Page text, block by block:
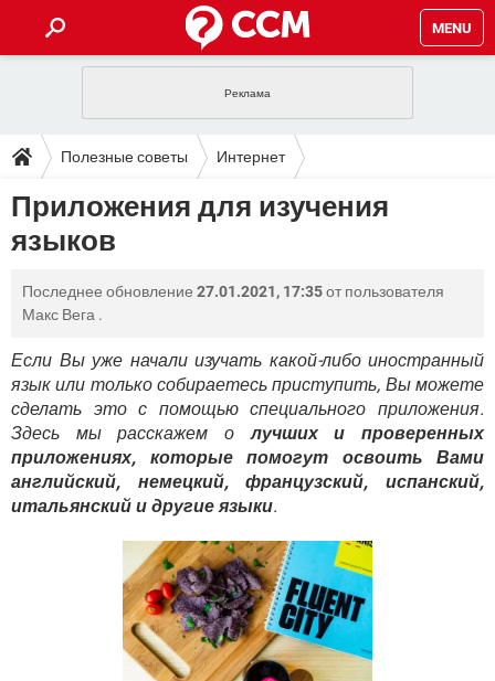
MENU
INSTAGRAM FACEBOOK
ИГРЫ WINDOWS 10
ВКОНТАКТЕ
ПОЛЕЗНЫЕ СОВЕТЫ
TIKTOK TELEGRAM
WHATSAPP INSTAGRAM
WINDOWS 10 ВКОНТАКТЕ
YANDEX
ЗАГРУЗКИ
TIKTOK
FACEBOOK
WINDOWS 10 ВКОНТАКТЕ
ВИДЕО GOOGLE
YANDEX
ФОРУМ
TIKTOK TELEGRAM
FACEBOOK ИГРЫ
WINDOWS 10 ВКОНТАКТЕ
GOOGLE
YANDEX
ЭНЦИКЛОПЕДИЯ
TIKTOK TELEGRAM
WHATSAPP INSTAGRAM
FACEBOOK ИГРЫ
WINDOWS 10 ВКОНТАКТЕ
ВИДЕО GOOGLE
Полезные советы Интернет
Приложения для изучения
языков
Последнее обновление 27.01.2021, 17:35от пользователя
Макс Вега .
Если Вы уже начали изучать какой-либо иностранный
язык или только собираетесь приступить, Вы можете
сделать это с помощью специального приложения.
Здесь мы расскажем олучших и проверенных
приложениях, которые помогут освоить Вами
английский, немецкий, французский, испанский,
итальянский и другие языки.